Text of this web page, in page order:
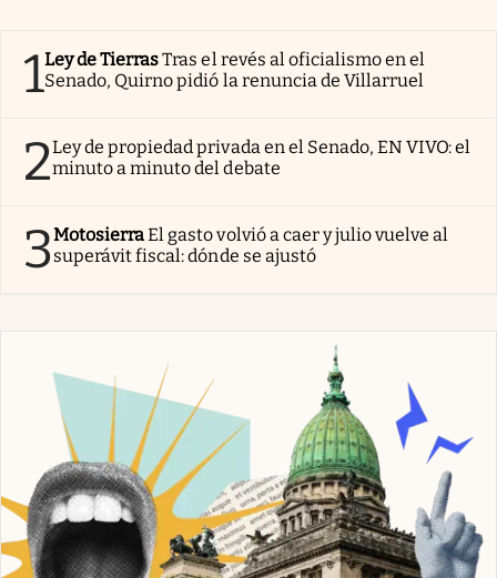
1Ley de TierrasTras el revés al oficialismo en el
Senado, Quirno pidió la renuncia de Villarruel
2Ley de propiedad privada en el Senado, EN VIVO: el
minuto a minuto del debate
3MotosierraEl gasto volvió a caer y julio vuelve al
superávit fiscal: dónde se ajustó